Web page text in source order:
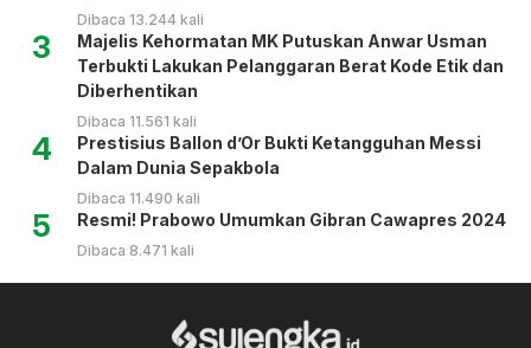
Dibaca 13.244 kali
3
Majelis Kehormatan MK Putuskan Anwar Usman
Terbukti Lakukan Pelanggaran Berat Kode Etik dan
Diberhentikan
Dibaca 11.561 kali
4
Prestisius Ballon d’Or Bukti Ketangguhan Messi
Dalam Dunia Sepakbola
Dibaca 11.490 kali
5 Resmi! Prabowo Umumkan Gibran Cawapres 2024
Dibaca 8.471 kali